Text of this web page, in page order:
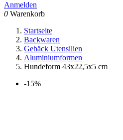
Anmelden
0 Warenkorb
Startseite
Backwaren
Gebäck Utensilien
Aluminiumformen
Hundeform 43x22,5x5 cm
-15%